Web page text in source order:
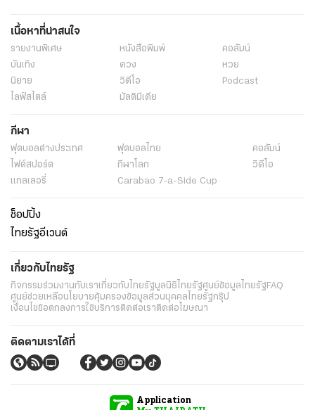
เนื้อหาที่น่าสนใจ
รายงานพิเศษ หนังสือพิมพ์
คอลัมน์
บันเทิง
ดวง
หวย
นิยาย
วิดีโอ
Podcast
ไลฟ์สไตล์
มัลติมีเดีย
กีฬา
ฟุตบอลต่่างประเทศ ฟุตบอลไทย
คอลัมน์
ไฟต์สปอร์ต
กีฬาโลก
วิดีโอ
แกลเลอรี่
Carabao 7-a-Side Cup
ช็อปปิ้ง
ไทยรัฐอีเวนต์
เกี่ยวกับไทยรัฐ
กิจกรรมร่วมงานกับเราเกี่ยวกับไทยรัฐมูลนิธิไทยรัฐศูนย์ข้อมูลไทยรัฐFAQ
ศูนย์ช่วยเหลือนโยบายคุ้มครองข้อมูลส่วนบุคคลไทยรัฐกรุ๊ป
เงื่อนไขข้อตกลงการใช้บริการติดต่อเราติดต่อโฆษณา
ติดตามเราได้ที่
Application